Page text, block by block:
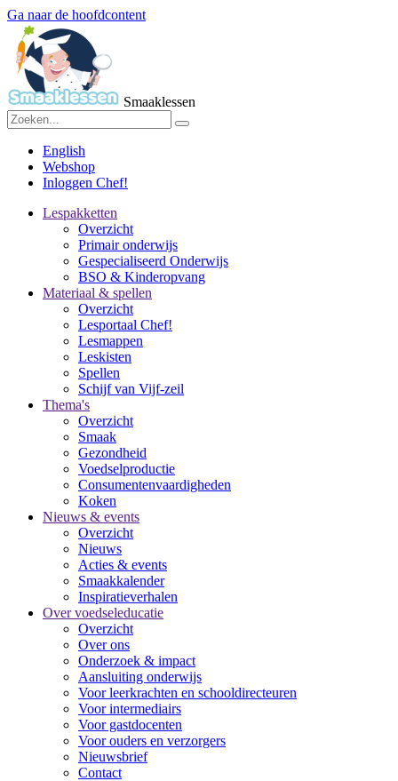
Ga naar de hoofdcontent
Smaaklessen
English
Webshop
Inloggen Chef!
Lespakketten
Overzicht
Primair onderwijs
Gespecialiseerd Onderwijs
BSO & Kinderopvang
Materiaal & spellen
Overzicht
Lesportaal Chef!
Lesmappen
Leskisten
Spellen
Schijf van Vijf-zeil
Thema's
Overzicht
Smaak
Gezondheid
Voedselproductie
Consumentenvaardigheden
Koken
Nieuws & events
Overzicht
Nieuws
Acties & events
Smaakkalender
Inspiratieverhalen
Over voedseleducatie
Overzicht
Over ons
Onderzoek & impact
Aansluiting onderwijs
Voor leerkrachten en schooldirecteuren
Voor intermediairs
Voor gastdocenten
Voor ouders en verzorgers
Nieuwsbrief
Contact